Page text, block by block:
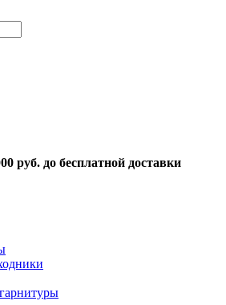
руб. до бесплатной доставки